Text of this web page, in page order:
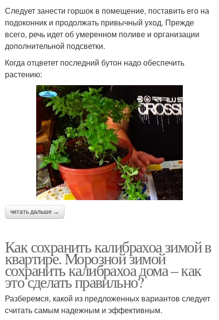
Следует занести горшок в помещение, поставить его на
подоконник и продолжать привычный уход. Прежде
всего, речь идет об умеренном поливе и организации
дополнительной подсветки.
Когда отцветет последний бутон надо обеспечить
растению:
читать дальше →
Как сохранить калибрахоа зимой в
квартире. Морозной зимой
сохранить калибрахоа дома – как
это сделать правильно?
Разберемся, какой из предложенных вариантов следует
считать самым надежным и эффективным.